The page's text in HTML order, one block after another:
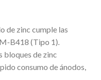
de zinc cumple las
B418 (Tipo 1).
bloques de zinc
consumo de ánodos,